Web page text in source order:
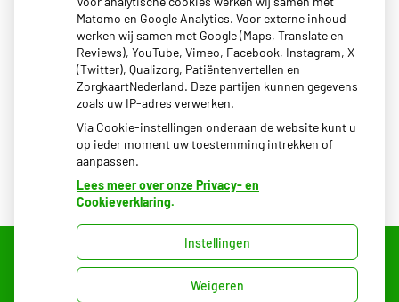
Donderdag08.00 - 17.00
08.00 - 17.00
Het uitgiftepunt Beekbergen (voor uw medicijnen) van
BENU apotheek Dokzuid is geopend van 14:00-17:00.
Uw Zorg Online|Beheer
Matomo en Google Analytics. Voor externe inhoud
werken wij samen met Google (Maps, Translate en
Reviews), YouTube, Vimeo, Facebook, Instagram, X
(Twitter), Qualizorg, Patiëntenvertellen en
ZorgkaartNederland. Deze partijen kunnen gegevens
zoals uw IP-adres verwerken.
Via Cookie-instellingen onderaan de website kunt u
op ieder moment uw toestemming intrekken of
aanpassen.
Lees meer over onze Privacy- en
Cookieverklaring.
Instellingen
Weigeren